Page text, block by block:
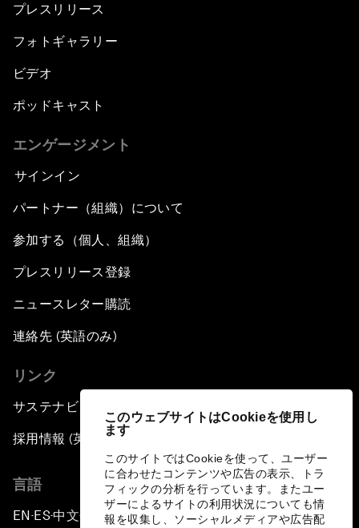
このウェブサイトはCookieを使用し
ます
このサイトではCookieを使って、ユーザー
に合わせたコンテンツや広告の表示、トラ
フィックの分析を行っています。またユー
ザーによるサイトの利用状況についても情
報を収集し、ソーシャルメディアや広告配
プレスリリース
フォトギャラリー
ビデオ
ポッドキャスト
エンゲージメント
サインイン
パートナー（組織）について
参加する（個人、組織）
プレスリリース登録
ニュースレター購読
連絡先 (英語のみ)
リンク
サステナビリティへの取り組み
採用情報 (英語のみ)
言語
EN ▪ES▪中文▪ 日本語